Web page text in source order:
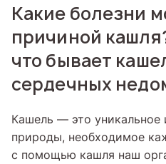
Какие болезни
причиной
что бывает
сердечных
Кашель — это уникальное
природы, необходимое
с помощью кашля наш